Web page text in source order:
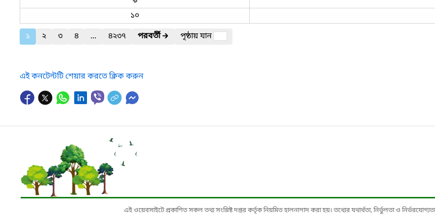
১০
১
২ ৩ ৪ ... ৪২৩৭ পরবর্তী🡲
পৃষ্ঠায় যান
এই কনটেন্টটি শেয়ার করতে ক্লিক করুন
এই ওয়েবসাইটে প্রকাশিত সকল তথ্য সংশ্লিষ্ট দপ্তর কর্তৃক নিয়মিত হালনাগাদ করা হয়। তথ্যের যথার্থতা, নির্ভুলতা ও নির্ভরযোগ্যতা